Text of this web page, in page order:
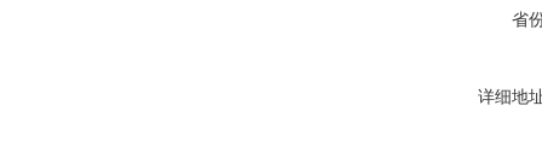
省
详细地